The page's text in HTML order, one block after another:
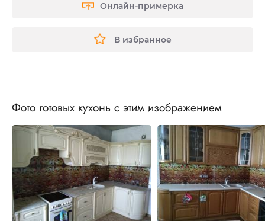
Онлайн-примерка
В избранное
Фото готовых кухонь с этим изображением